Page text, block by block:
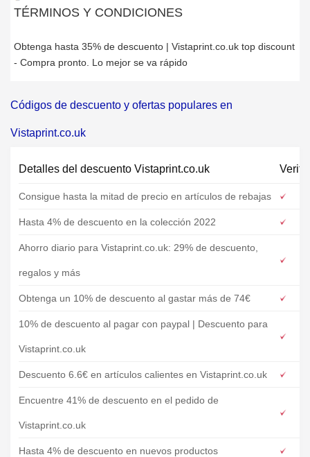
TÉRMINOS Y CONDICIONES
Obtenga hasta 35% de descuento | Vistaprint.co.uk top discount
- Compra pronto. Lo mejor se va rápido
Códigos de descuento y ofertas populares en
Vistaprint.co.uk
Detalles del descuento Vistaprint.co.uk
Consigue hasta la mitad de precio en artículos de rebajas
Hasta 4% de descuento en la colección 2022
Ahorro diario para Vistaprint.co.uk: 29% de descuento,
regalos y más
Obtenga un 10% de descuento al gastar más de 74€
10% de descuento al pagar con paypal | Descuento para
Vistaprint.co.uk
Descuento 6.6€ en artículos calientes en Vistaprint.co.uk
Encuentre 41% de descuento en el pedido de
Vistaprint.co.uk
Hasta 4% de descuento en nuevos productos